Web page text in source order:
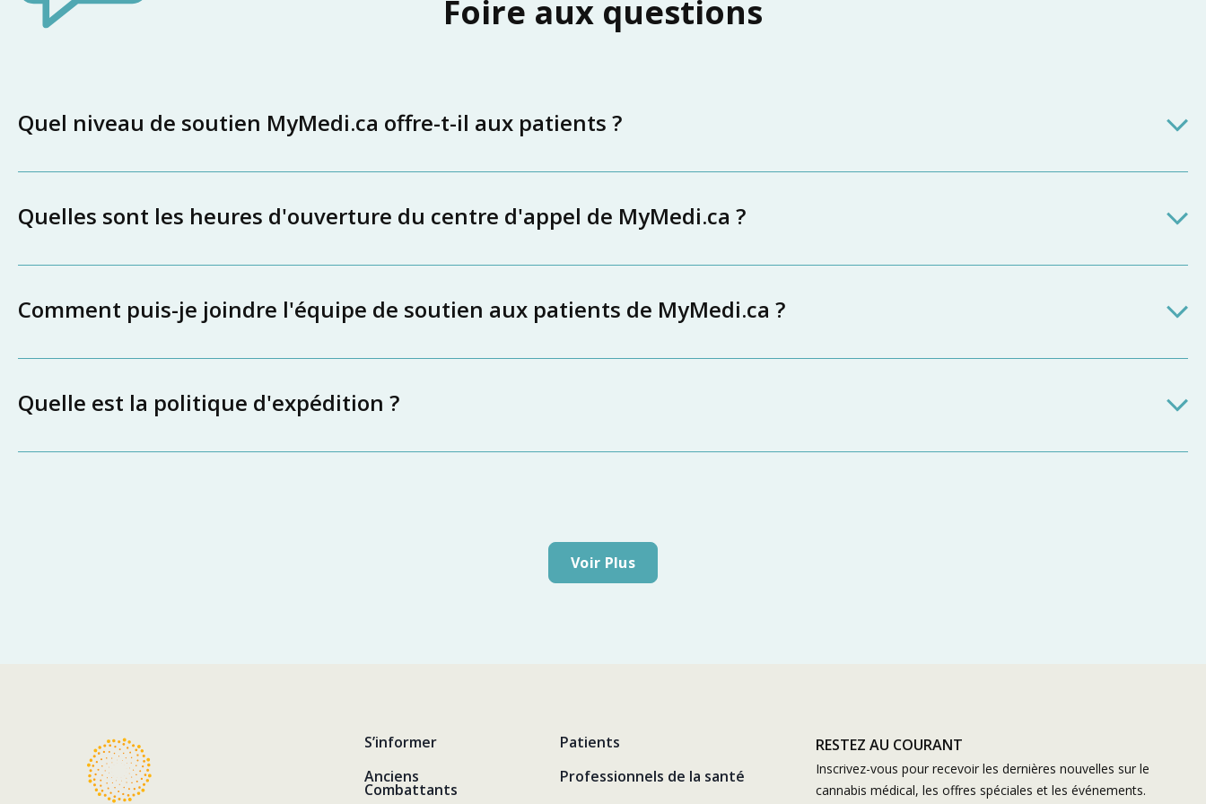
Foire aux questions
Quel niveau de soutien MyMedi.ca offre-t-il aux patients ?
Quelles sont les heures d'ouverture du centre d'appel de MyMedi.ca ?
Comment puis-je joindre l'équipe de soutien aux patients de MyMedi.ca ?
Quelle est la politique d'expédition ?
Voir Plus
S’informer
Anciens
Combattants
Patients
Professionnels de la santé
RESTEZ AU COURANT
Inscrivez-vous pour recevoir les dernières nouvelles sur le
cannabis médical, les offres spéciales et les événements.